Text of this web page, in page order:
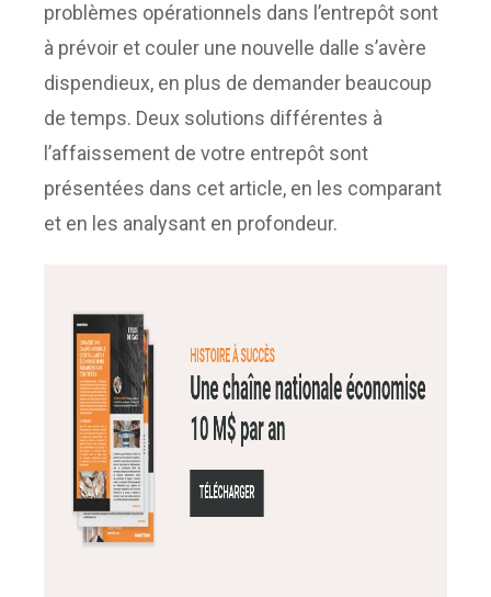
problèmes opérationnels dans l’entrepôt sont
à prévoir et couler une nouvelle dalle s’avère
dispendieux, en plus de demander beaucoup
de temps. Deux solutions différentes à
l’affaissement de votre entrepôt sont
présentées dans cet article, en les comparant
et en les analysant en profondeur.